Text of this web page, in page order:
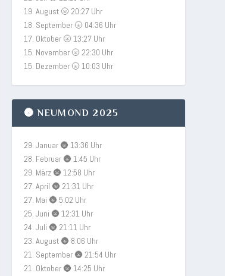
19. August 🌝 20:27 Uhr
18. September 🌝 04:36 Uhr
17. Oktober 🌝 13:27 Uhr
15. November 🌝 22:30 Uhr
15. Dezember 🌝 10:03 Uhr
🌚 NEUMOND 2025
29. Januar 🌚 13:36 Uhr
28. Februar 🌚 1:45 Uhr
29. März 🌚 12:58 Uhr
27. April 🌚 21:31 Uhr
27. Mai 🌚 5:02 Uhr
25. Juni 🌚 12:31 Uhr
24. Juli 🌚 21:11 Uhr
23. August 🌚 8:06 Uhr
21. September 🌚 21:54 Uhr
21. Oktober 🌚 14:25 Uhr